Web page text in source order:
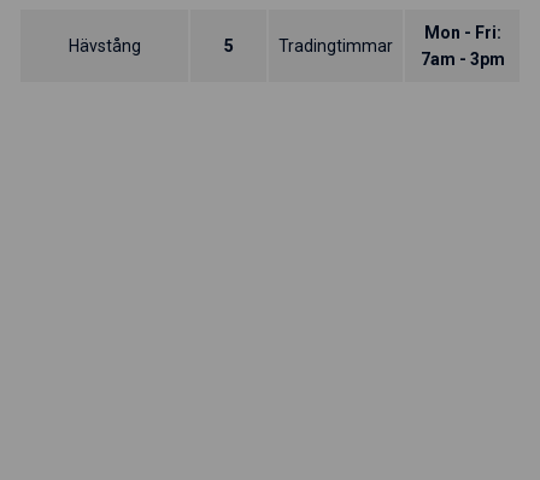
Hävstång 5 Tradingtimmar
Mon - Fri:
7am - 3pm